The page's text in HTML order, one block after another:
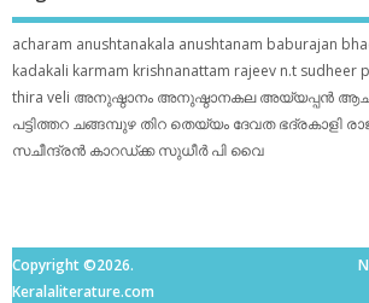
acharam anushtanakala anushtanam baburajan
kadakali karmam krishnanattam rajeev n.t sudheer
thira veli അനുഷ്ഠാനം അനുഷ്ഠാനകല അയ്യപ്പന്‍
പട്ടിത്തറ ചങ്ങമ്പുഴ തിറ തെയ്യം ദേവത ഭദ്രകാളി
സചീന്ദ്രന്‍ കാറഡ്ക്ക സുധീര്‍ പി വൈ
Copyright ©2026.
Keralaliterature.com